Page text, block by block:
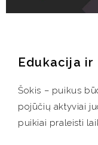
Edukacija ir
Šokis – puikus
pojūčių aktyviai
puikiai praleisti